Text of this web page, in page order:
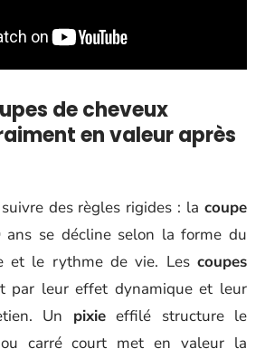
de cheveux
en valeur après
des règles rigides : la coupe
se décline selon la forme du
et le rythme de vie. Les coupes
par leur effet dynamique et leur
Un pixieeffilé structure le
carré court met en valeur la